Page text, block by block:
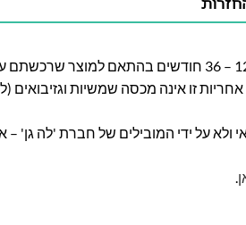
חברת לה גן מעניקה אחריות בין 12 – 36 חודשים בהתאם למוצר
זו אינה מכסה שמשיות וגזיבואים
ולא על ידי המובילים של חברת 'לה גן' –
.